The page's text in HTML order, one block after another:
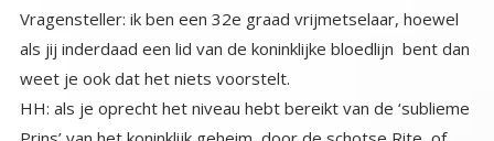
Vragensteller: ik ben een 32e graad vrijmetselaar, hoewel
als jij inderdaad een lid van de koninklijke bloedlijn bent dan
weet je ook dat het niets voorstelt.
HH: als je oprecht het niveau hebt bereikt van de ‘sublieme
Prins’ van het koninklijk geheim, door de schotse Rite, of
dat van de orde van de Tempeliers door de York Rite, en je
hebt niets geleerd over de waarheden van creëren dan ben
ik inderdaad erg benieuwd om te weten, van welke loge jij
lid bent, en dan zou ik graag eens spreken met jouw huidige